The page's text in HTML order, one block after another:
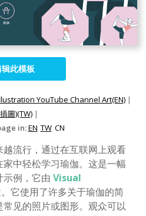
此模板
YouTube Channel Art(EN) |
圖)(TW) |
in:EN TW CN
流行，通过在互联网上观看
中轻松学习瑜伽。这是一幅
例，它由 Visual
它使用了许多关于瑜伽的简
见的照片或图形。观众可以